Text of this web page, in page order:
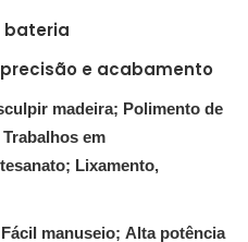
bateria
e acabamento
madeira; Polimento de
Trabalhos em
Lixamento,
Fácil manuseio; Alta potência